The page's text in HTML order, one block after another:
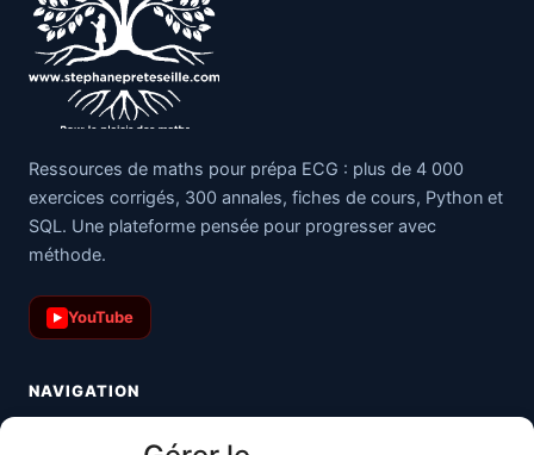
Ressources de maths pour prépa ECG : plus de 4 000
exercices corrigés, 300 annales, fiches de cours, Python et
SQL. Une plateforme pensée pour progresser avec
méthode.
▶ YouTube
NAVIGATION
Toutes les maths